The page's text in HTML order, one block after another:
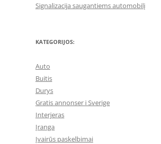
Signalizacija saugantiems automobilį
KATEGORIJOS:
Auto
Buitis
Durys
Gratis annonser i Sverige
Interjeras
Įranga
Įvairūs paskelbimai